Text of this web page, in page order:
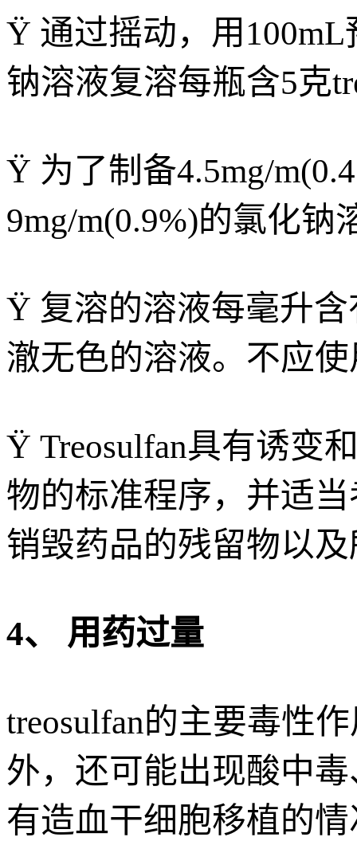
Ÿ 通过摇动，用100mL
钠溶液复溶每瓶含5克
Ÿ 为了制备4.5mg/m
9mg/m(0.9%)的氯化钠
Ÿ 复溶的溶液每毫升含
澈无色的溶液。不应
Ÿ Treosulfan具有诱变
物的标准程序，并适
销毁药品的残留物以
4、 用药过量
treosulfan的主要毒性
外，还可能出现酸中
有造血干细胞移植的